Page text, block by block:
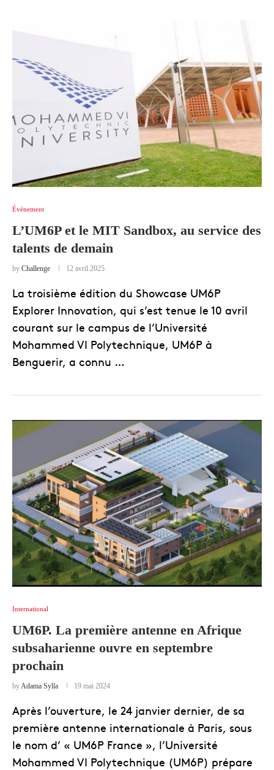
Événement
L’UM6P et le MIT Sandbox, au service des
talents de demain
by Challenge 12 avril 2025
La troisième édition du Showcase UM6P
Explorer Innovation, qui s’est tenue le 10 avril
courant sur le campus de l’Université
Mohammed VI Polytechnique, UM6P à
Benguerir, a connu …
International
UM6P. La première antenne en Afrique
subsaharienne ouvre en septembre
prochain
byAdama Sylla 19 mai 2024
Après l’ouverture, le 24 janvier dernier, de sa
première antenne internationale à Paris, sous
le nom d’ « UM6P France », l’Université
Mohammed VI Polytechnique (UM6P) prépare